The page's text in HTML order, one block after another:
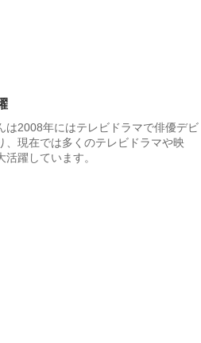
は2008年にはテレビドラマで俳優デビ
、現在では多くのテレビドラマや映
躍しています。